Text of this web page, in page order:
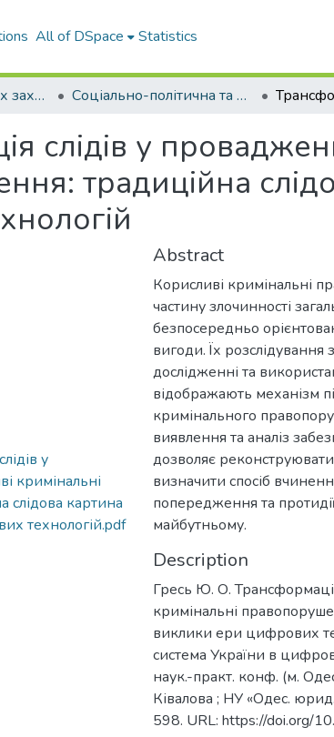
All of DSpace Statistics
Матеріали наукових заходів Соціально-політична та правова система України в цифрову епоху: сучасні виклики. Том 1
слідів у
традиційна
у
кримінальні
слідова картина
технологій.pdf
Abstract
Корисливі кримінальні
частину злочинності
безпосередньо
вигоди. Їх
дослідженні та
відображають механізм
кримінального
виявлення та аналіз
дозволяє
визначити спосіб
попередження та
майбутньому.
Description
Гресь Ю. О.
кримінальні
виклики ери цифрових
система України в
наук.-практ. конф. (м.
Ківалова ; НУ «Одес.
598. URL: https://doi.org/